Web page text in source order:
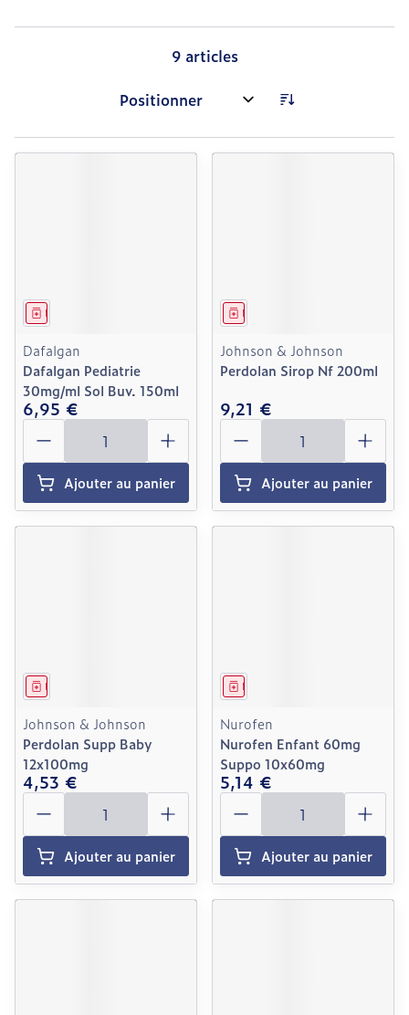
9articles
Trier par:
Médicament
Dafalgan
Dafalgan Pediatrie
30mg/ml Sol Buv. 150ml
6,95 €
Quantité
Ajouter au panier
Médicament
Johnson & Johnson
Perdolan Sirop Nf 200ml
9,21 €
Quantité
Ajouter au panier
Médicament
Johnson & Johnson
Perdolan Supp Baby
12x100mg
4,53 €
Quantité
Ajouter au panier
Médicament
Nurofen
Nurofen Enfant 60mg
Suppo 10x60mg
5,14 €
Quantité
Ajouter au panier